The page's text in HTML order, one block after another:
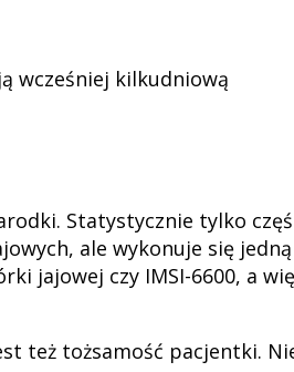
wcześniej kilkudniową
Statystycznie tylko
ale wykonuje się
jajowej czy IMSI-6600, a
też tożsamość pacjentki.